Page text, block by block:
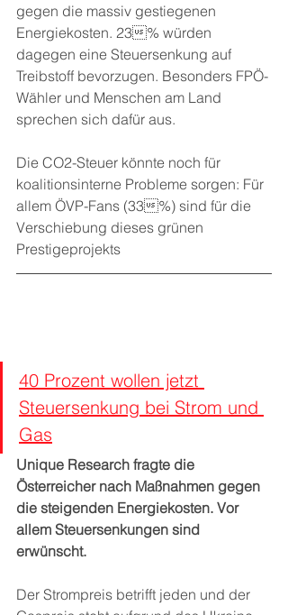
gegen die massiv gestiegenen
Energiekosten. 23% würden
dagegen eine Steuersenkung auf
Treibstoff bevorzugen. Besonders FPÖ-
Wähler und Menschen am Land
sprechen sich dafür aus.
Die CO2-Steuer könnte noch für
koalitionsinterne Probleme sorgen: Für
allem ÖVP-Fans (33%) sind für die
Verschiebung dieses grünen
Prestigeprojekts
40 Prozent wollen jetzt
Steuersenkung bei Strom und
Gas
Unique Research fragte die
Österreicher nach Maßnahmen gegen
die steigenden Energiekosten. Vor
allem Steuersenkungen sind
erwünscht.
Der Strompreis betrifft jeden und der